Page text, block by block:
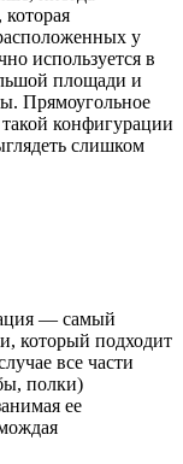
которая
у
используется в
площади и
Прямоугольное
конфигурации
слишком
— самый
который подходит
все части
полки)
ее